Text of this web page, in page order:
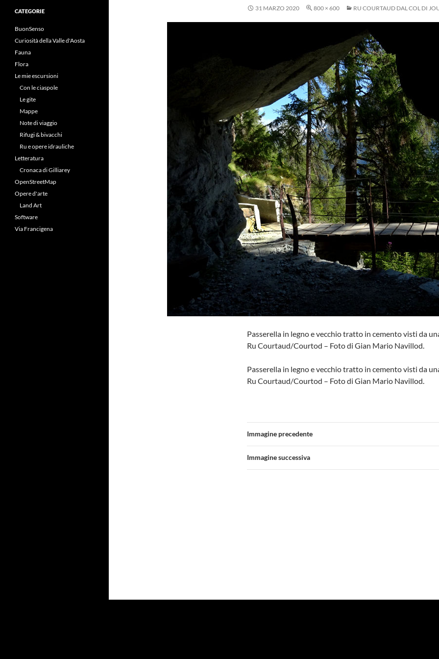
31 MARZO 2020 800 × 600 RU COURTAUD DAL COL DI
Passerella in legno e vecchio tratto in cemento visti da
Ru Courtaud/Courtod – Foto di Gian Mario Navillod.
Passerella in legno e vecchio tratto in cemento visti da
Ru Courtaud/Courtod – Foto di Gian Mario Navillod.
Immagine precedente
Immagine successiva
CATEGORIE
BuonSenso
Curiosità della Valle d'Aosta
Fauna
Flora
Le mie escursioni
Con le ciaspole
Le gite
Mappe
Note di viaggio
Rifugi & bivacchi
Ru e opere idrauliche
Letteratura
Cronaca di Gilliarey
OpenStreetMap
Opere d'arte
Land Art
Software
Via Francigena